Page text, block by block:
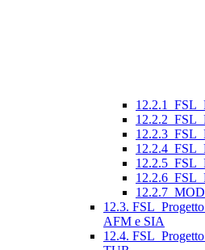
12.3.
AFM e SIA
12.4.